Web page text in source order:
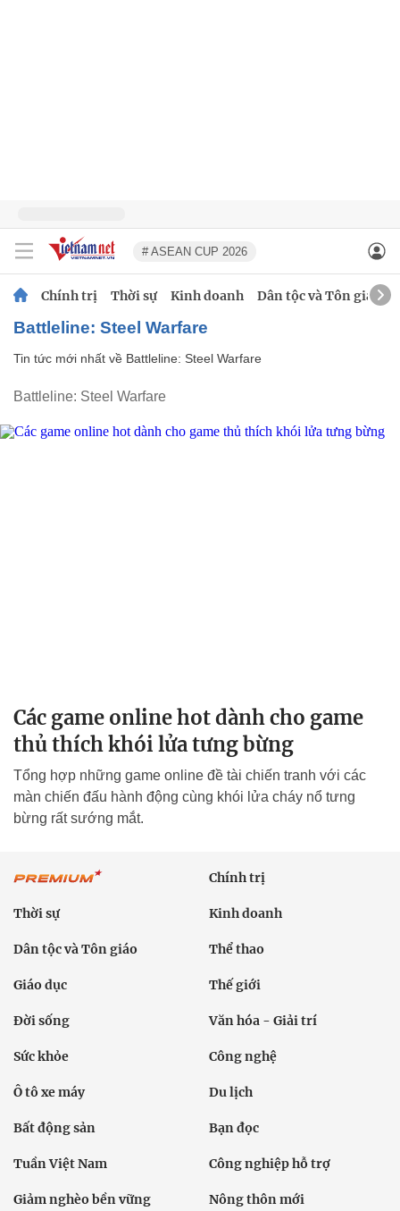
# ASEAN CUP 2026
Chính trị Thời sự Kinh doanh Dân tộc và Tôn giáo
Battleline: Steel Warfare
Tin tức mới nhất về Battleline: Steel Warfare
Battleline: Steel Warfare
Các game online hot dành cho game
thủ thích khói lửa tưng bừng
Tổng hợp những game online đề tài chiến tranh với các
màn chiến đấu hành động cùng khói lửa cháy nổ tưng
bừng rất sướng mắt.
Chính trị
Thời sự Kinh doanh
Dân tộc và Tôn giáo Thể thao
Giáo dục Thế giới
Đời sống Văn hóa - Giải trí
Sức khỏe Công nghệ
Ô tô xe máy Du lịch
Bất động sản Bạn đọc
Tuần Việt Nam Công nghiệp hỗ trợ
Giảm nghèo bền vững Nông thôn mới